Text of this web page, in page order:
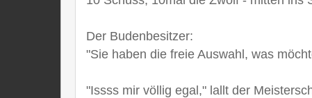
Der Budenbesitzer:
"Sie haben die freie Auswahl, was
"Issss mir völlig egal," lallt der